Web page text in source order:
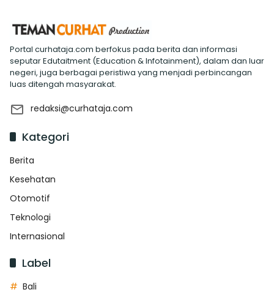
Portal curhataja.com berfokus pada berita dan informasi
seputar Edutaitment (Education & Infotainment), dalam dan luar
negeri, juga berbagai peristiwa yang menjadi perbincangan
luas ditengah masyarakat.
redaksi@curhataja.com
Kategori
Berita
Kesehatan
Otomotif
Teknologi
Internasional
Label
Bali